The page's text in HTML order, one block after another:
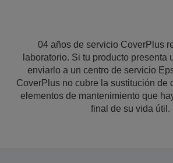
04 años de servicio CoverPlus
laboratorio. Si tu producto presenta
enviarlo a un centro de servicio
CoverPlus no cubre la sustitución de
elementos de mantenimiento que
final de su vida útil.